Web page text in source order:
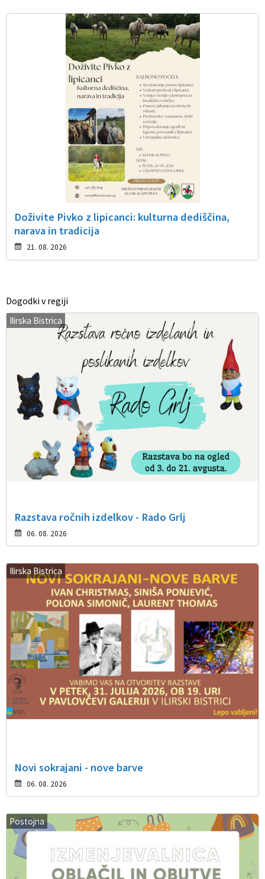
Doživite Pivko z lipicanci: kulturna dediščina,
narava in tradicija
21. 08. 2026
Dogodki v regiji
Ilirska Bistrica
Razstava ročnih izdelkov - Rado Grlj
06. 08. 2026
Ilirska Bistrica
Novi sokrajani - nove barve
06. 08. 2026
Postojna